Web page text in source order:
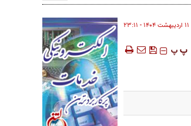
۱۱ ارديبهشت ۱۴۰۴ - ۲۳:۱۱
‍‍‍ پ پ